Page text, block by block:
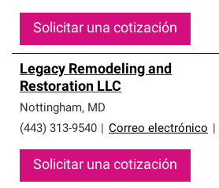
Solicitar una cotización
Legacy Remodeling and
Restoration LLC
Nottingham, MD
(443) 313-9540
Correo electrónico
Solicitar una cotización